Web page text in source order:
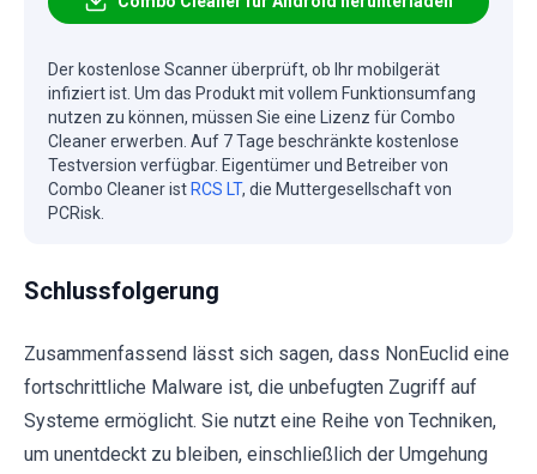
Der kostenlose Scanner überprüft, ob Ihr mobilgerät
infiziert ist. Um das Produkt mit vollem Funktionsumfang
nutzen zu können, müssen Sie eine Lizenz für Combo
Cleaner erwerben. Auf 7 Tage beschränkte kostenlose
Testversion verfügbar. Eigentümer und Betreiber von
Combo Cleaner ist RCS LT, die Muttergesellschaft von
PCRisk.
Schlussfolgerung
Zusammenfassend lässt sich sagen, dass NonEuclid eine
fortschrittliche Malware ist, die unbefugten Zugriff auf
Systeme ermöglicht. Sie nutzt eine Reihe von Techniken,
um unentdeckt zu bleiben, einschließlich der Umgehung